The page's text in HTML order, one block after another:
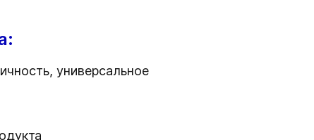
универсальное